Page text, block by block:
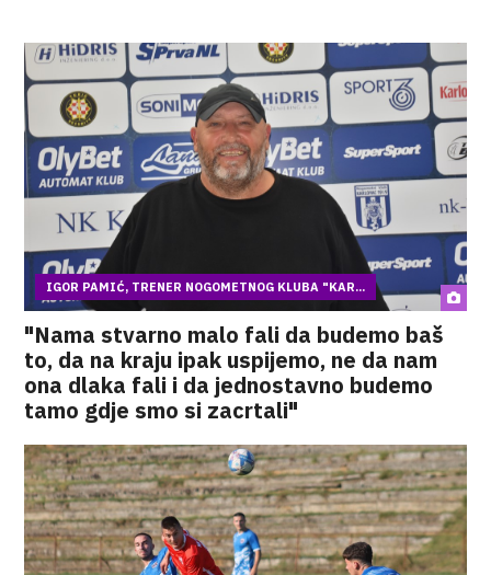
IGOR PAMIĆ, TRENER NOGOMETNOG KLUBA "KAR...
"Nama stvarno malo fali da budemo baš
to, da na kraju ipak uspijemo, ne da nam
ona dlaka fali i da jednostavno budemo
tamo gdje smo si zacrtali"